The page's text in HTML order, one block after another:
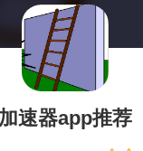
加速器app推荐